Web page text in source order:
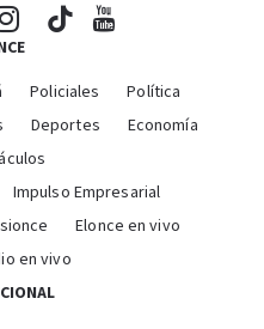
Policiales
Política
Deportes
Economía
Impulso Empresarial
Elonce en vivo
en vivo